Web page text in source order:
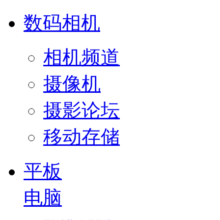
数码相机
相机频道
摄像机
摄影论坛
移动存储
平板
电脑